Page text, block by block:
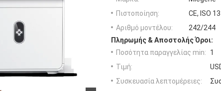
Πιστοποίηση:
CE, ISO
Αριθμό μοντέλου:
242/244
Πληρωμής & Αποστολής Όροι:
Ποσότητα παραγγελίας min:
1
Τιμή:
Συσκευασία λεπτομέρειες: